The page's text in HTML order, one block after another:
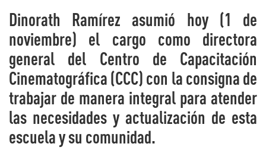
Dinorath Ramírez asumió hoy (1 de
noviembre) el cargo como directora
general del Centro de Capacitación
Cinematográfica (CCC) con la consigna de
trabajar de manera integral para atender
las necesidades y actualización de esta
escuela y su comunidad.